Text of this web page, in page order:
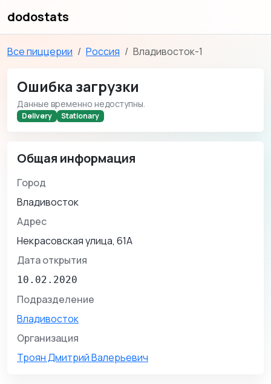
dodostats
Все пиццерии Россия Владивосток-1
Ошибка загрузки
Данные временно недоступны.
Delivery Stationary
Общая информация
Город
Владивосток
Адрес
Некрасовская улица, 61А
Дата открытия
10.02.2020
Подразделение
Владивосток
Организация
Троян Дмитрий Валерьевич